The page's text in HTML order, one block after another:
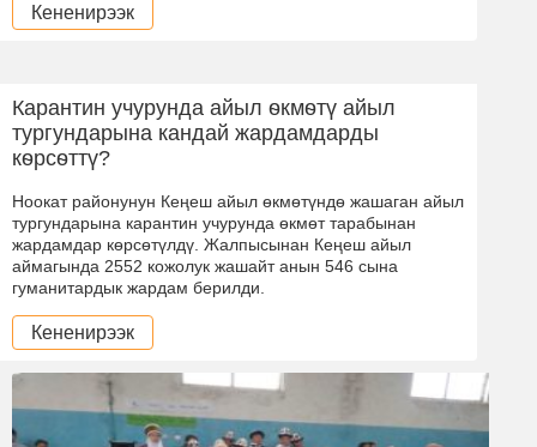
Кененирээк
Карантин учурунда айыл ѳкмѳтү айыл
тургундарына кандай жардамдарды
кѳрсѳттү?
Ноокат районунун Кеңеш айыл ѳкмѳтүндѳ жашаган айыл
тургундарына карантин учурунда ѳкмѳт тарабынан
жардамдар кѳрсѳтүлдү. Жалпысынан Кеңеш айыл
аймагында 2552 кожолук жашайт анын 546 сына
гуманитардык жардам берилди.
Кененирээк